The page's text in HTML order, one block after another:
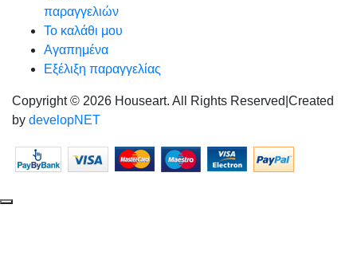
παραγγελιών
Το καλάθι μου
Αγαπημένα
Εξέλιξη παραγγελίας
Copyright © 2026 Houseart. All Rights Reserved Created
by developNET